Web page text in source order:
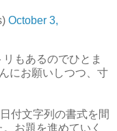
October 3,
もあるのでひとま
にお願いしつつ、寸
付文字列の書式を間
お題を進めていく